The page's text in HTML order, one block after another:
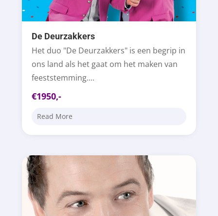
De Deurzakkers
Het duo "De Deurzakkers" is een begrip in
ons land als het gaat om het maken van
feeststemming....
€1950,-
Read More